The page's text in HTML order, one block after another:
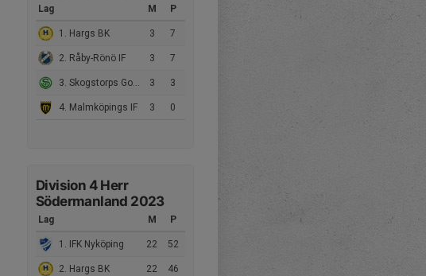
Lag M P
1. Hargs BK 3 7
2. Råby-Rönö IF 3 7
3. Skogstorps GoIF Herrar 3 3
4. Malmköpings IF 3 0
Division 4 Herr
Södermanland 2023
Lag M P
1. IFK Nyköping 22 52
2. Hargs BK 22 46